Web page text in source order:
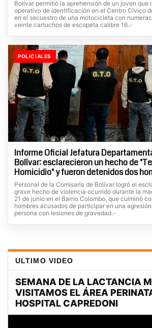
Bolívar permitió la aprehensión de un joven que
operativo de identificación en el Centro Cívico
en el secuestro de una motocicleta con
veinte cartuchos de escopeta calibre 16.-
POLICIALES
Informe Oficial Jefatura
Bolívar: esclarecieron un hecho de
Homicidio" y fueron detenidos dos
Personal de la Comisaría de Bolívar logró el
grave hecho de violencia ocurrido durante la
21 de junio en el Barrio Colombo, que culminó
hombres acusados de participar en una
persona con lesiones de gravedad.-
ULTIMO VIDEO